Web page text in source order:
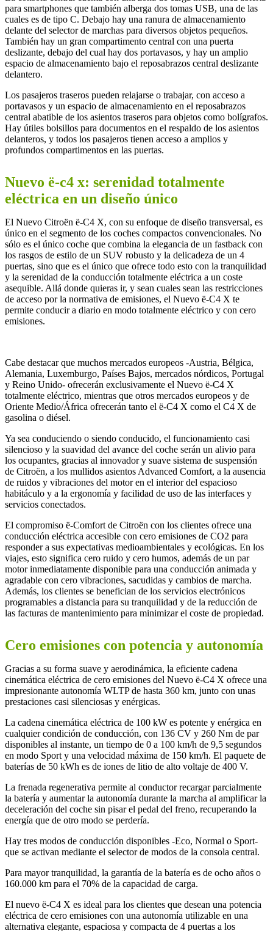
para smartphones que también alberga dos tomas USB, una de las
cuales es de tipo C. Debajo hay una ranura de almacenamiento
delante del selector de marchas para diversos objetos pequeños.
También hay un gran compartimento central con una puerta
deslizante, debajo del cual hay dos portavasos, y hay un amplio
espacio de almacenamiento bajo el reposabrazos central deslizante
delantero.
Los pasajeros traseros pueden relajarse o trabajar, con acceso a
portavasos y un espacio de almacenamiento en el reposabrazos
central abatible de los asientos traseros para objetos como bolígrafos.
Hay útiles bolsillos para documentos en el respaldo de los asientos
delanteros, y todos los pasajeros tienen acceso a amplios y
profundos compartimentos en las puertas.
Nuevo ë-c4 x: serenidad totalmente
eléctrica en un diseño único
El Nuevo Citroën ë-C4 X, con su enfoque de diseño transversal, es
único en el segmento de los coches compactos convencionales. No
sólo es el único coche que combina la elegancia de un fastback con
los rasgos de estilo de un SUV robusto y la delicadeza de un 4
puertas, sino que es el único que ofrece todo esto con la tranquilidad
y la serenidad de la conducción totalmente eléctrica a un coste
asequible. Allá donde quieras ir, y sean cuales sean las restricciones
de acceso por la normativa de emisiones, el Nuevo ë-C4 X te
permite conducir a diario en modo totalmente eléctrico y con cero
emisiones.
Cabe destacar que muchos mercados europeos -Austria, Bélgica,
Alemania, Luxemburgo, Países Bajos, mercados nórdicos, Portugal
y Reino Unido- ofrecerán exclusivamente el Nuevo ë-C4 X
totalmente eléctrico, mientras que otros mercados europeos y de
Oriente Medio/África ofrecerán tanto el ë-C4 X como el C4 X de
gasolina o diésel.
Ya sea conduciendo o siendo conducido, el funcionamiento casi
silencioso y la suavidad del avance del coche serán un alivio para
los ocupantes, gracias al innovador y suave sistema de suspensión
de Citroën, a los mullidos asientos Advanced Comfort, a la ausencia
de ruidos y vibraciones del motor en el interior del espacioso
habitáculo y a la ergonomía y facilidad de uso de las interfaces y
servicios conectados.
El compromiso ë-Comfort de Citroën con los clientes ofrece una
conducción eléctrica accesible con cero emisiones de CO2 para
responder a sus expectativas medioambientales y ecológicas. En los
viajes, esto significa cero ruido y cero humos, además de un par
motor inmediatamente disponible para una conducción animada y
agradable con cero vibraciones, sacudidas y cambios de marcha.
Además, los clientes se benefician de los servicios electrónicos
programables a distancia para su tranquilidad y de la reducción de
las facturas de mantenimiento para minimizar el coste de propiedad.
Cero emisiones con potencia y autonomía
Gracias a su forma suave y aerodinámica, la eficiente cadena
cinemática eléctrica de cero emisiones del Nuevo ë-C4 X ofrece una
impresionante autonomía WLTP de hasta 360 km, junto con unas
prestaciones casi silenciosas y enérgicas.
La cadena cinemática eléctrica de 100 kW es potente y enérgica en
cualquier condición de conducción, con 136 CV y 260 Nm de par
disponibles al instante, un tiempo de 0 a 100 km/h de 9,5 segundos
en modo Sport y una velocidad máxima de 150 km/h. El paquete de
baterías de 50 kWh es de iones de litio de alto voltaje de 400 V.
La frenada regenerativa permite al conductor recargar parcialmente
la batería y aumentar la autonomía durante la marcha al amplificar la
deceleración del coche sin pisar el pedal del freno, recuperando la
energía que de otro modo se perdería.
Hay tres modos de conducción disponibles -Eco, Normal o Sport-
que se activan mediante el selector de modos de la consola central.
Para mayor tranquilidad, la garantía de la batería es de ocho años o
160.000 km para el 70% de la capacidad de carga.
El nuevo ë-C4 X es ideal para los clientes que desean una potencia
eléctrica de cero emisiones con una autonomía utilizable en una
alternativa elegante, espaciosa y compacta de 4 puertas a los